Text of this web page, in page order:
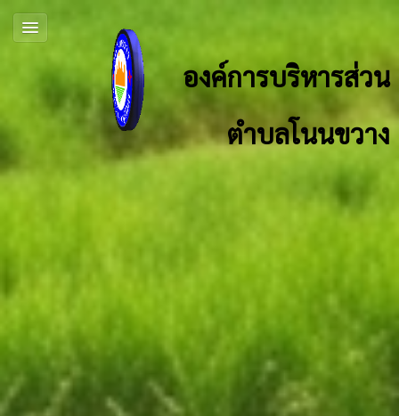
องค์การบริหารส่วน
ตำบลโนนขวาง